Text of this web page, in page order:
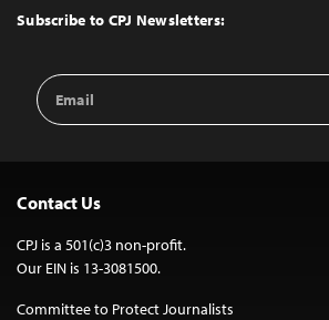
Top
Subscribe to CPJ Newsletters:
Email
Address
Contact Us
CPJ is a 501(c)3 non-profit.
Our EIN is 13-3081500.
Committee to Protect Journalists